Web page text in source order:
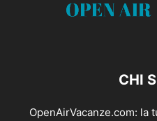
CHI
OpenAirVacanze.com: la